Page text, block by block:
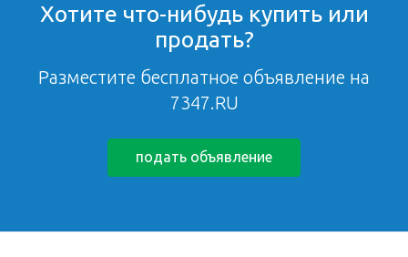
Хотите что-нибудь купить или
продать?
Разместите бесплатное объявление на
7347.RU
подать объявление